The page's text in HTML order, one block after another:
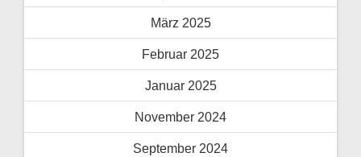
März 2025
Februar 2025
Januar 2025
November 2024
September 2024